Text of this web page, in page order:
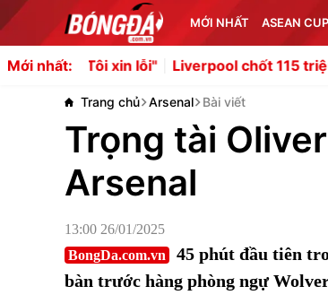
MỚI NHẤT ASEAN
Mới nhất:
xin lỗi" Liverpool chốt 115 triệu euro cho
Trang chủ Arsenal Bài viết
Trọng tài
Arsenal
13:00 26/01/2025
BongDa.com.vn
45 phút đầu tiên
bàn trước hàng phòng ngự